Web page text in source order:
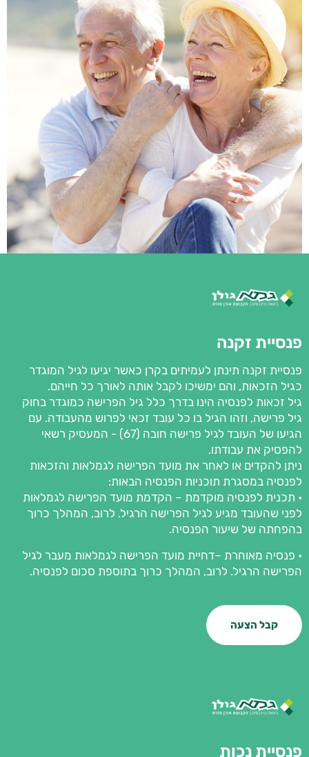
פנסיית זקנה
פנסיית זקנה תינתן לעמיתים בקרן כאשר יגיעו לגיל המוגדר
כגיל הזכאות, והם ימשיכו לקבל אותה לאורך כל חייהם.
גיל זכאות לפנסיה הינו בדרך כלל גיל הפרישה כמוגדר בחוק
גיל פרישה, וזהו הגיל בו כל עובד זכאי לפרוש מהעבודה. עם
הגיעו של העובד לגיל פרישה חובה (67) - המעסיק רשאי
להפסיק את עבודתו.
ניתן להקדים או לאחר את מועד הפרישה לגמלאות והזכאות
לפנסיה במסגרת תוכניות הפנסיה הבאות:
• תכנית לפנסיה מוקדמת – הקדמת מועד הפרישה לגמלאות
לפני שהעובד מגיע לגיל הפרישה הרגיל. לרוב, המהלך כרוך
בהפחתה של שיעור הפנסיה.
• פנסיה מאוחרת –דחיית מועד הפרישה לגמלאות מעבר לגיל
הפרישה הרגיל. לרוב, המהלך כרוך בתוספת סכום לפנסיה.
קבל הצעה
פנסיית נכות